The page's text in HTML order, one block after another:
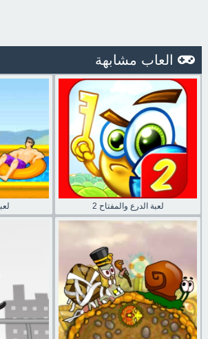
العاب مشابهة
لعبة الدرع والمفتاح 2